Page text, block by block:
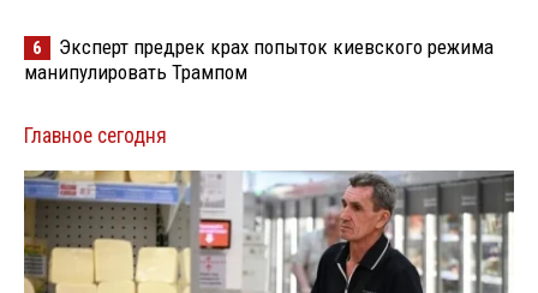
6
Эксперт предрек крах попыток киевского режима
манипулировать Трампом
Главное сегодня